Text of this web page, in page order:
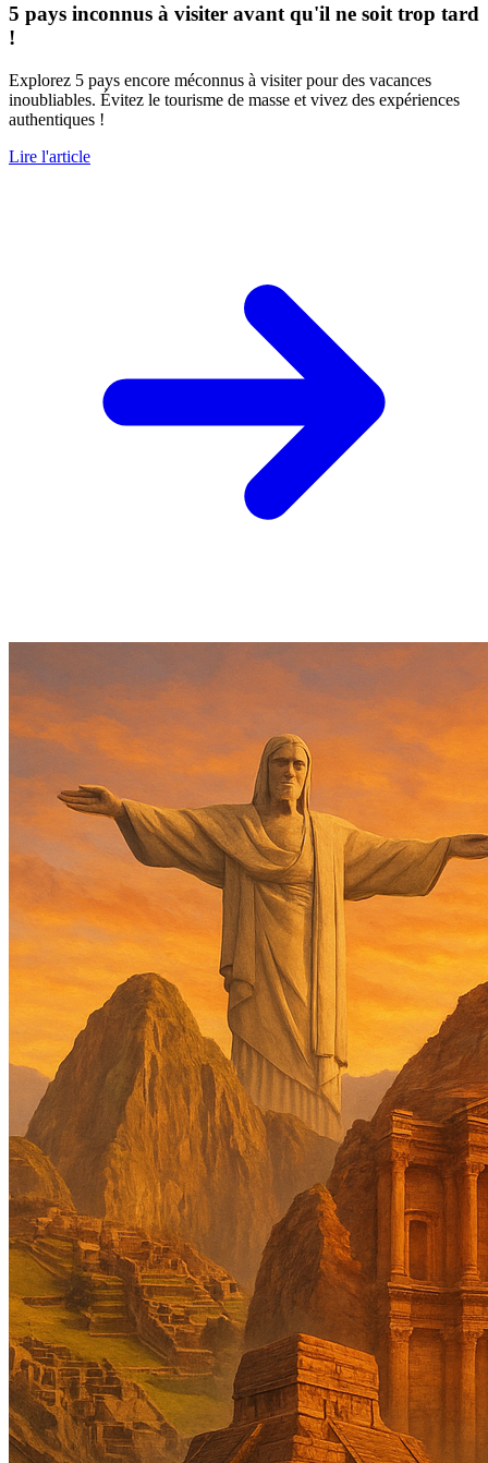
5 pays inconnus à visiter avant qu'il ne soit trop tard
!
Explorez 5 pays encore méconnus à visiter pour des vacances
inoubliables. Évitez le tourisme de masse et vivez des expériences
authentiques !
Lire l'article